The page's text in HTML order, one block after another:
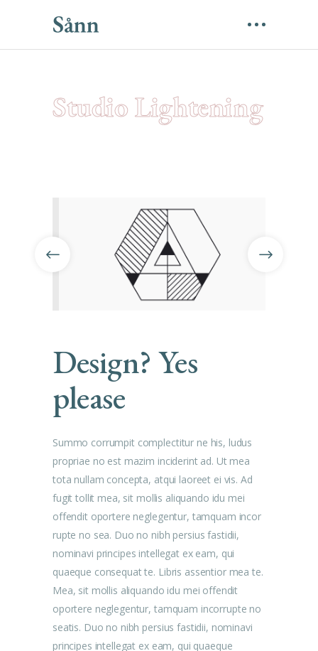
Studio Lightening
Design? Yes
please
Summo corrumpit complectitur ne his, ludus
propriae no est mazim inciderint ad. Ut mea
tota nullam concepta, atqui laoreet ei vis. Ad
fugit tollit mea, sit mollis aliquando idu mei
offendit oportere neglegentur, tamquam incor
rupte no sea. Duo no nibh persius fastidii,
nominavi principes intellegat ex eam, qui
quaeque consequat te. Libris assentior mea te.
Mea, sit mollis aliquando idu mei offendit
oportere neglegentur, tamquam incorrupte no
seatis. Duo no nibh persius fastidii, nominavi
principes intellegat ex eam, qui quaeque